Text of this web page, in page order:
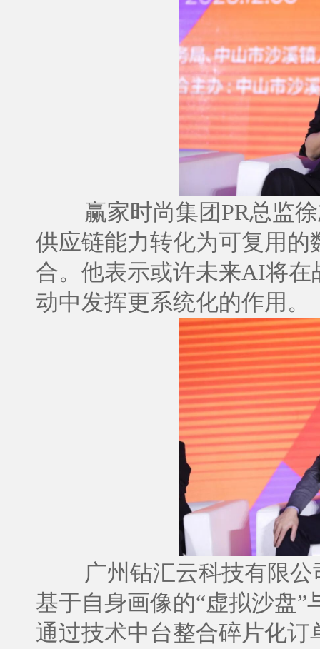
赢家时尚集团PR总监
供应链能力转化为可复用
合。他表示或许未来AI将
动中发挥更系统化的作用。
广州钻汇云科技有限
基于自身画像的“虚拟沙盘
通过技术中台整合碎片化